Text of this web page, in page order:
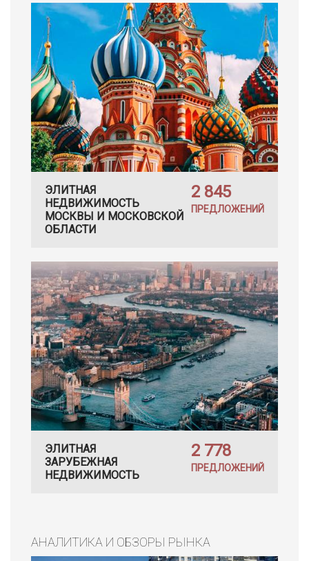
ЭЛИТНАЯ
НЕДВИЖИМОСТЬ
МОСКВЫ И МОСКОВСКОЙ
ОБЛАСТИ
2 845
ПРЕДЛОЖЕНИЙ
ЭЛИТНАЯ
ЗАРУБЕЖНАЯ
НЕДВИЖИМОСТЬ
2 778
ПРЕДЛОЖЕНИЙ
АНАЛИТИКА И ОБЗОРЫ РЫНКА